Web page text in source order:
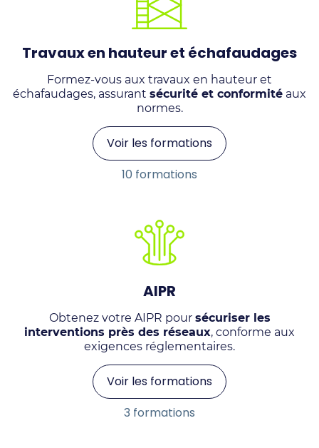
Travaux en hauteur et échafaudages
Formez-vous aux travaux en hauteur et
échafaudages, assurant sécurité et conformité aux
normes.
Voir les formations
10 formations
AIPR
Obtenez votre AIPR pour sécuriser les
interventions près des réseaux, conforme aux
exigences réglementaires.
Voir les formations
3 formations